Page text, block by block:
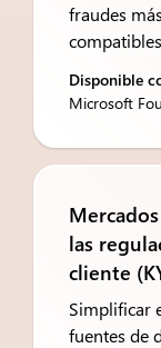
fraudes
Disponible
Microsoft
las
cliente
Simplificar
fuentes de